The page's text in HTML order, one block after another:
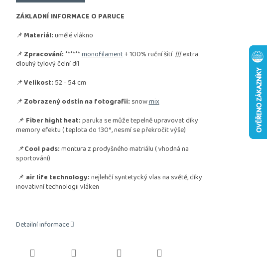
ZÁKLADNÍ INFORMACE O PARUCE
📌Materiál:umělé vlákno
📌Zpracování:******monofilament+ 100% ruční šití /// extra
dlouhý tylový čelní díl
📌Velikost: 52 - 54 cm
📌Zobrazený odstín na fotografii: snowmix
📌 Fiber hight heat:paruka se může tepelně upravovat díky
memory efektu ( teplota do 130°, nesmí se překročit výše)
📌Cool pads:montura z prodyšného matriálu ( vhodná na
sportování)
📌 air life technology:nejlehčí syntetycký vlas na světě, díky
inovativní technologii vláken
Detailní informace